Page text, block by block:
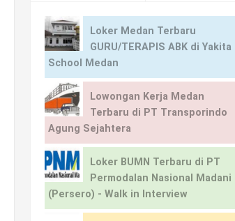
Loker Medan Terbaru
GURU/TERAPIS ABK di Yakita
School Medan
Lowongan Kerja Medan
Terbaru di PT Transporindo
Agung Sejahtera
Loker BUMN Terbaru di PT
Permodalan Nasional Madani
(Persero) - Walk in Interview